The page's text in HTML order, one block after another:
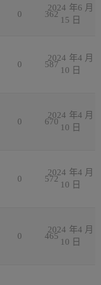
0 362
2024 年6 月
15 日
0 587
2024 年4 月
10 日
0 670
2024 年4 月
10 日
0 572
2024 年4 月
10 日
0 465
2024 年4 月
10 日